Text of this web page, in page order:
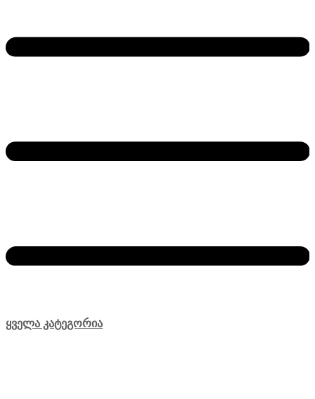
ყველა კატეგორია